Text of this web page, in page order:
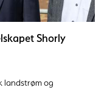
Shorly
landstrøm og